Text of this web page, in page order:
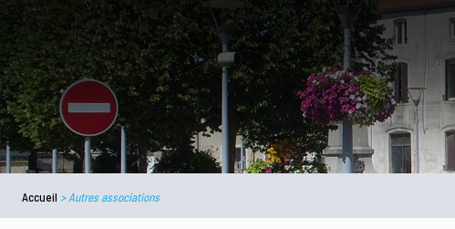
Accueil >Autres associations